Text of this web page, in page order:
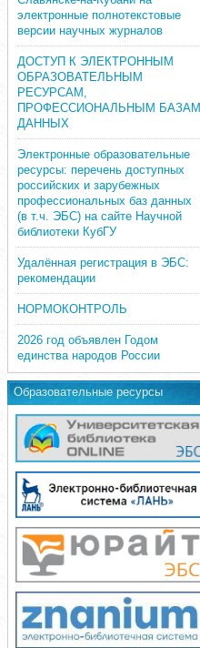
электронные полнотекстовые
версии научных журналов
ДОСТУП К ЭЛЕКТРОННЫМ
ОБРАЗОВАТЕЛЬНЫМ
РЕСУРСАМ,
ПРОФЕССИОНАЛЬНЫМ БАЗАМ
ДАННЫХ
Электронные образовательные
ресурсы: перечень доступных
российских и зарубежных
профессиональных баз данных
(в т.ч. ЭБС) на сайте Научной
библиотеки КубГУ
Удалённая регистрация в ЭБС:
рекомендации
НОРМОКОНТРОЛЬ
2026 год объявлен Годом
единства народов России
Образовательные ресурсы